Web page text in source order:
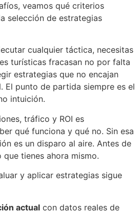
veamos qué criterios
selección de estrategias
cualquier táctica, necesitas
turísticas fracasan no por falta
estrategias que no encajan
El punto de partida siempre es el
intuición.
tráfico y ROI es
qué funciona y qué no. Sin esa
es un disparo al aire. Antes de
tienes ahora mismo.
y aplicar estrategias sigue
actual con datos reales de